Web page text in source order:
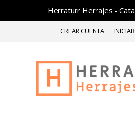
Herraturr Herrajes -
CREAR CUENTA